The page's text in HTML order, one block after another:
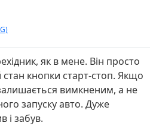
як в мене. Він просто
стан кнопки старт-стоп. Якщо
вимкненим, а не
запуску авто. Дуже
і забув.